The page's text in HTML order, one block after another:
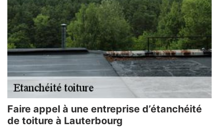
Faire appel à une entreprise d’étanchéité
de toiture à Lauterbourg